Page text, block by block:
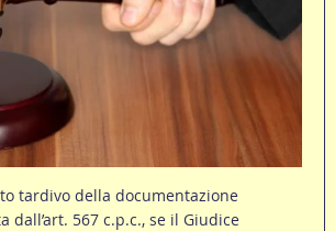
tardivo della documentazione
dall’art. 567 c.p.c., se il Giudice